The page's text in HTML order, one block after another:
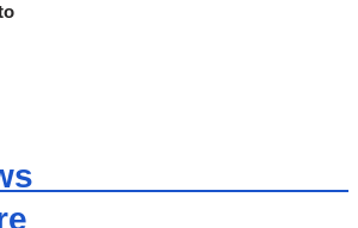
Updates
news